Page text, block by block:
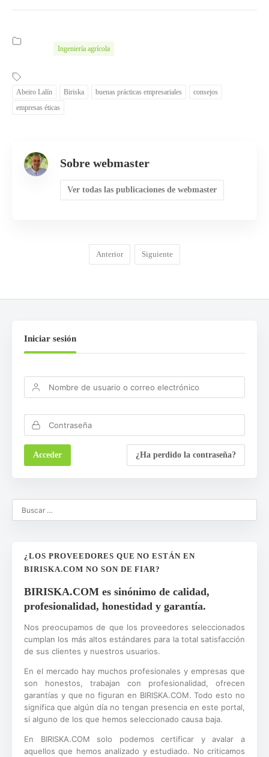
Ingeniería agrícola
Abeiro Lalín Biriska buenas prácticas empresariales
consejos
empresas éticas
Sobre webmaster
Ver todas las publicaciones de webmaster
Anterior Siguiente
Iniciar sesión
¿Ha perdido la contraseña?
¿LOS PROVEEDORES QUE NO ESTÁN EN
BIRISKA.COM NO SON DE FIAR?
BIRISKA.COM es sinónimo de calidad,
profesionalidad, honestidad y garantía.
Nos preocupamos de que los proveedores seleccionados
cumplan los más altos estándares para la total satisfacción
de sus clientes y nuestros usuarios.
En el mercado hay muchos profesionales y empresas que
son honestos, trabajan con profesionalidad, ofrecen
garantías y que no figuran en BIRISKA.COM. Todo esto no
significa que algún día no tengan presencia en este portal,
si alguno de los que hemos seleccionado causa baja.
En BIRISKA.COM solo podemos certificar y avalar a
aquellos que hemos analizado y estudiado. No criticamos